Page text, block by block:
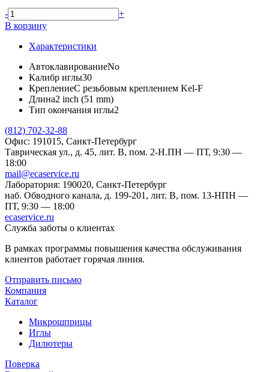
-
+
В корзину
Характеристики
АвтоклавированиеNo
Калибр иглы30
КреплениеС резьбовым креплением Kel-F
Длина2 inch (51 mm)
Тип окончания иглы2
(812) 702-32-88
Офис: 191015, Санкт-Петербург
Таврическая ул., д. 45, лит. В, пом. 2-Н.ПН — ПТ, 9:30 —
18:00
mail@ecaservice.ru
Лаборатория: 190020, Санкт-Петербург
наб. Обводного канала, д. 199-201, лит. В, пом. 13-НПН —
ПТ, 9:30 — 18:00
ecaservice.ru
Служба заботы о клиентах
В рамках программы повышения качества обслуживания
клиентов работает горячая линия.
Отправить письмо
Компания
Каталог
Микрошприцы
Иглы
Дилютеры
Поверка